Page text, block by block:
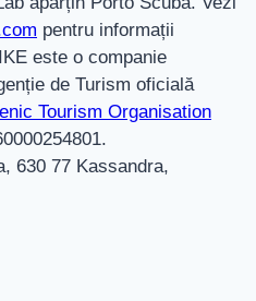
pentru informații
este o companie
de Turism oficială
Tourism Organisation
630 77 Kassandra,